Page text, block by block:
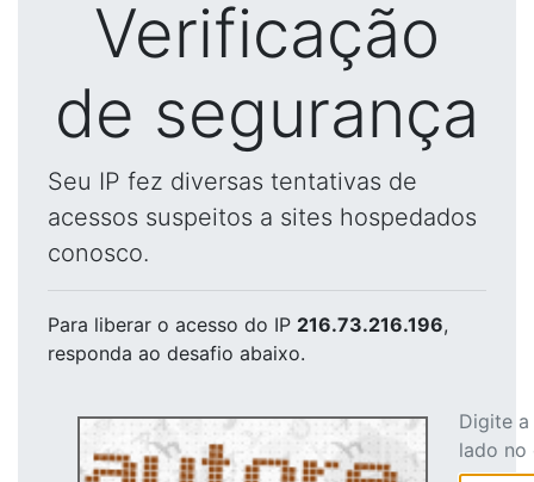
Verificação
de segurança
Seu IP fez diversas tentativas de
acessos suspeitos a sites hospedados
conosco.
Para liberar o acesso do IP 216.73.216.196,
responda ao desafio abaixo.
Digite
lado no